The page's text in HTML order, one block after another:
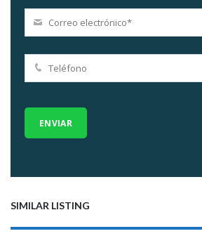
SIMILAR LISTING